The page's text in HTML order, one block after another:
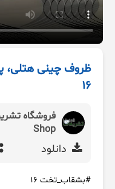
ظروف چینی هتلی،
۱۶
Shop
دانلود
#بشقاب_تخت ۱۶